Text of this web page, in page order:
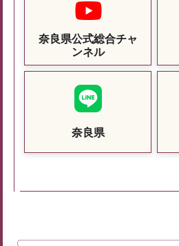
奈良県公式総合チャ
ンネル
奈良県